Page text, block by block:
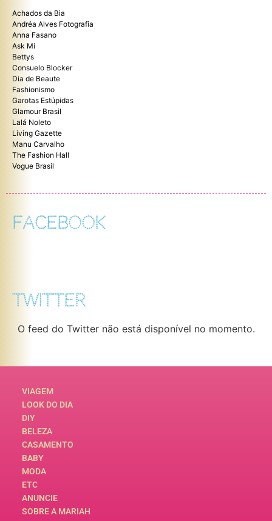
Achados da Bia
Andréa Alves Fotografia
Anna Fasano
Ask Mi
Bettys
Consuelo Blocker
Dia de Beaute
Fashionismo
Garotas Estúpidas
Glamour Brasil
Lalá Noleto
Living Gazette
Manu Carvalho
The Fashion Hall
Vogue Brasil
FACEBOOK
TWITTER
O feed do Twitter não está disponível no momento.
VIAGEM
LOOK DO DIA
DIY
BELEZA
CASAMENTO
BABY
MODA
ETC
ANUNCIE
SOBRE A MARIAH